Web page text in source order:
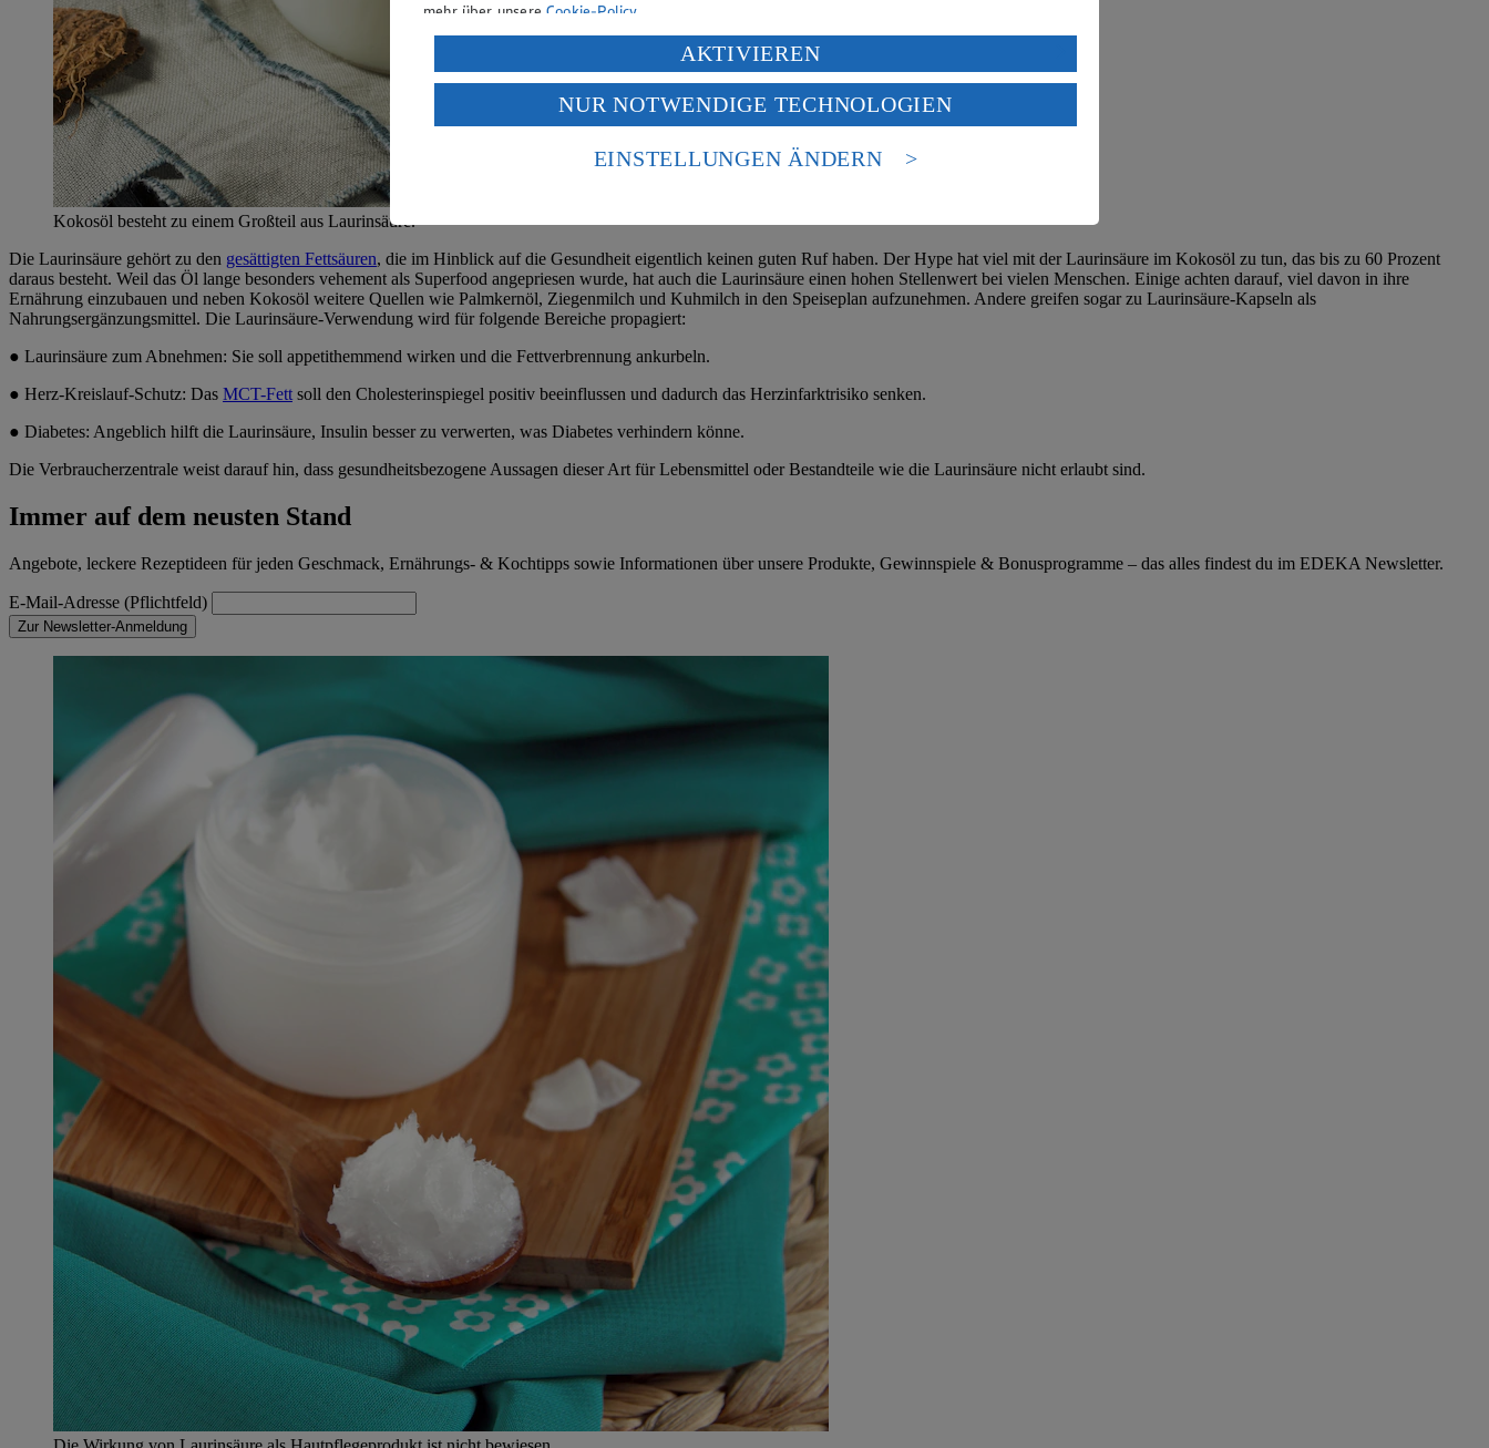
Kokosöl besteht zu einem Großteil aus Laurinsäure.
Die Laurinsäure gehört zu den gesättigten Fettsäuren, die im Hinblick auf die Gesundheit eigentlich keinen guten Ruf haben. Der Hype hat viel mit der Laurinsäure im Kokosöl zu tun, das bis zu 60 Prozent
daraus besteht. Weil das Öl lange besonders vehement als Superfood angepriesen wurde, hat auch die Laurinsäure einen hohen Stellenwert bei vielen Menschen. Einige achten darauf, viel davon in ihre
Ernährung einzubauen und neben Kokosöl weitere Quellen wie Palmkernöl, Ziegenmilch und Kuhmilch in den Speiseplan aufzunehmen. Andere greifen sogar zu Laurinsäure-Kapseln als
Nahrungsergänzungsmittel. Die Laurinsäure-Verwendung wird für folgende Bereiche propagiert:
● Laurinsäure zum Abnehmen: Sie soll appetithemmend wirken und die Fettverbrennung ankurbeln.
● Herz-Kreislauf-Schutz: Das MCT-Fettsoll den Cholesterinspiegel positiv beeinflussen und dadurch das Herzinfarktrisiko senken.
● Diabetes: Angeblich hilft die Laurinsäure, Insulin besser zu verwerten, was Diabetes verhindern könne.
Die Verbraucherzentrale weist darauf hin, dass gesundheitsbezogene Aussagen dieser Art für Lebensmittel oder Bestandteile wie die Laurinsäure nicht erlaubt sind.
Immer auf dem neusten Stand
Angebote, leckere Rezeptideen für jeden Geschmack, Ernährungs- & Kochtipps sowie Informationen über unsere Produkte, Gewinnspiele & Bonusprogramme – das alles findest du im EDEKA Newsletter.
E-Mail-Adresse (Pflichtfeld)
Zur Newsletter-Anmeldung
mehr über unsereCookie-Policy.
Verarbeitung deiner personenbezogenen Daten in den USA durch Facebook und YouTube:
Wenn du auf „Aktivieren“ klickst, willigst du im Sinne des Art. 49 Abs. 1 Satz 1 lit. a) DSGVO
ein, dass deine Daten in den USA verarbeitet werden. Der EuGH sieht die USA als Land mit
einem nach europäischen Standards nicht angemessenen Datenschutzniveau an. Es besteht das
Risiko eines Zugriffs durch US-amerikanische Behörden.
AKTIVIEREN
NUR NOTWENDIGE TECHNOLOGIEN
EINSTELLUNGEN ÄNDERN